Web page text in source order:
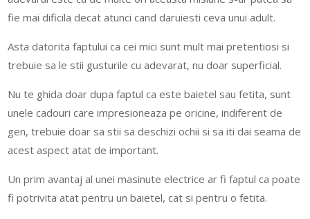
fie mai dificila decat atunci cand daruiesti ceva unui adult.
Asta datorita faptului ca cei mici sunt mult mai pretentiosi si
trebuie sa le stii gusturile cu adevarat, nu doar superficial.
Nu te ghida doar dupa faptul ca este baietel sau fetita, sunt
unele cadouri care impresioneaza pe oricine, indiferent de
gen, trebuie doar sa stii sa deschizi ochii si sa iti dai seama de
acest aspect atat de important.
Un prim avantaj al unei masinute electrice ar fi faptul ca poate
fi potrivita atat pentru un baietel, cat si pentru o fetita.